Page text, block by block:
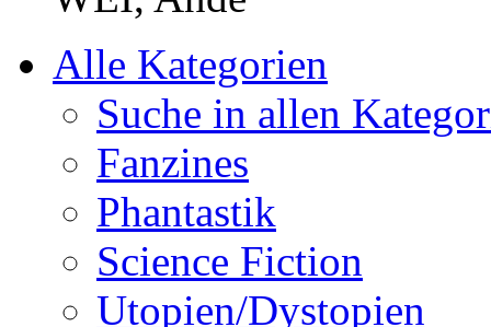
Alle Kategorien
Suche in allen
Fanzines
Phantastik
Science Fiction
Utopien/Dystopien